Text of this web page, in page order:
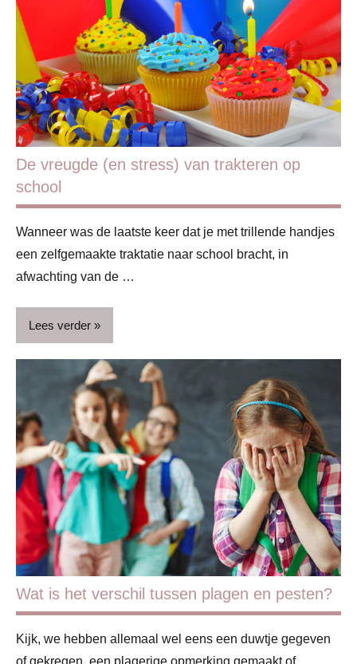
Kinderen
Schoolkind
De vreugde (en stress) van trakteren op
school
Wanneer was de laatste keer dat je met trillende handjes
een zelfgemaakte traktatie naar school bracht, in
afwachting van de …
Lees verder
Basisschool
Feestdagen
Gezin
Schoolkind
Verjaardag
Wat is het verschil tussen plagen en pesten?
Kijk, we hebben allemaal wel eens een duwtje gegeven